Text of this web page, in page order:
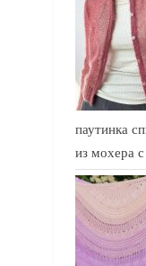
паутинка
из мохера